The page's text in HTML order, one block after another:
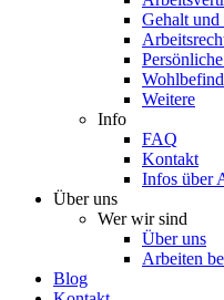
Gehalt und
Weitere
Info
FAQ
Kontakt
Infos über
Über uns
Wer wir sind
Über uns
Arbeiten
Blog